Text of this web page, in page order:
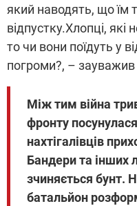
який наводять, що їм
відпустку.Хлопці, які
то чи вони поїдуть у
погроми?, – зауважив
Між тим війна
фронту
нахтігалівців
Бандери та інших
зчиняється бунт.
батальйон